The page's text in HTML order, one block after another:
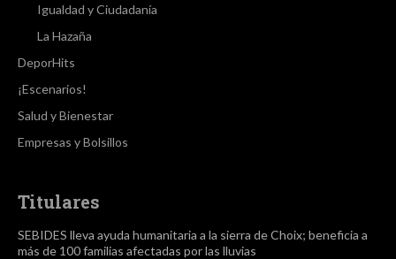
Igualdad y Ciudadanía
La Hazaña
DeporHits
¡Escenarios!
Salud y Bienestar
Empresas y Bolsillos
Titulares
SEBIDES lleva ayuda humanitaria a la sierra de Choix; beneficia a
más de 100 familias afectadas por las lluvias